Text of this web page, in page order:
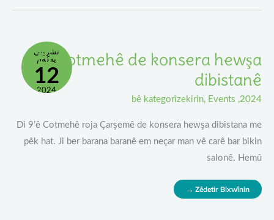
تشرینی
یەکەم
12
2024
Di Cotmehê de konsera hewşa
dibistanê
2024
,
bê kategorîzekirin, Events
Di 9’ê Cotmehê roja Çarşemê de konsera hewşa dibistana me
pêk hat. Ji ber barana baranê em neçar man vê carê bar bikin
salonê. Hemû
Cotmehê
De
Hewşa
Dibistanê
Zêdetir Bixwînin →